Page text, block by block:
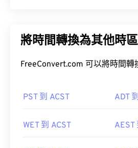
將時間轉換為其他時區
FreeConvert.com 可以將時間轉
PST 到 ACST ADT
WET 到 ACST AEST